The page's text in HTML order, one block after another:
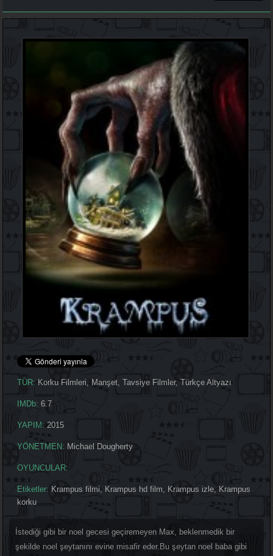
TÜR: Korku Filmleri, Manşet, Tavsiye Filmler, Türkçe Altyazı
IMDb: 6.7
YAPIM: 2015
YÖNETMEN: Michael Dougherty
OYUNCULAR:
Etiketler: Krampus filmi, Krampus hd film, Krampus izle, Krampus
korku
İstediği gibi bir noel gecesi geçiremeyen Max, beklenmedik bir
şekilde noel şeytanını evine misafir eder.Bu şeytan noel baba gibi